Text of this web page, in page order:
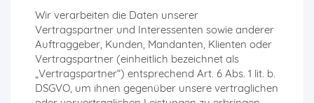
Wir verarbeiten die Daten unserer
Vertragspartner und Interessenten sowie anderer
Auftraggeber, Kunden, Mandanten, Klienten oder
Vertragspartner (einheitlich bezeichnet als
„Vertragspartner“) entsprechend Art. 6 Abs. 1 lit. b.
DSGVO, um ihnen gegenüber unsere vertraglichen